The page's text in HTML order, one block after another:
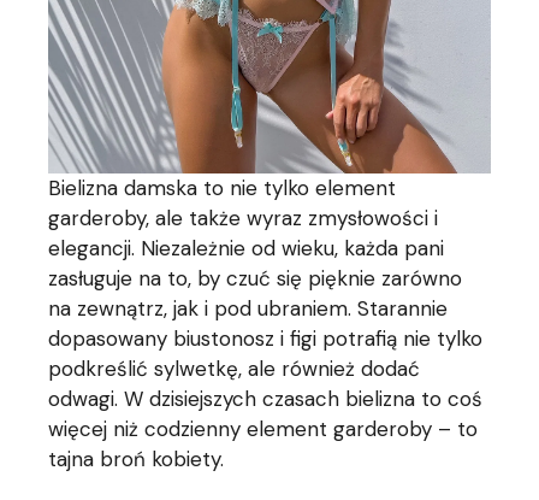
Bielizna damska to nie tylko element
garderoby, ale także wyraz zmysłowości i
elegancji. Niezależnie od wieku, każda pani
zasługuje na to, by czuć się pięknie zarówno
na zewnątrz, jak i pod ubraniem. Starannie
dopasowany biustonosz i figi potrafią nie tylko
podkreślić sylwetkę, ale również dodać
odwagi. W dzisiejszych czasach bielizna to coś
więcej niż codzienny element garderoby – to
tajna broń kobiety.